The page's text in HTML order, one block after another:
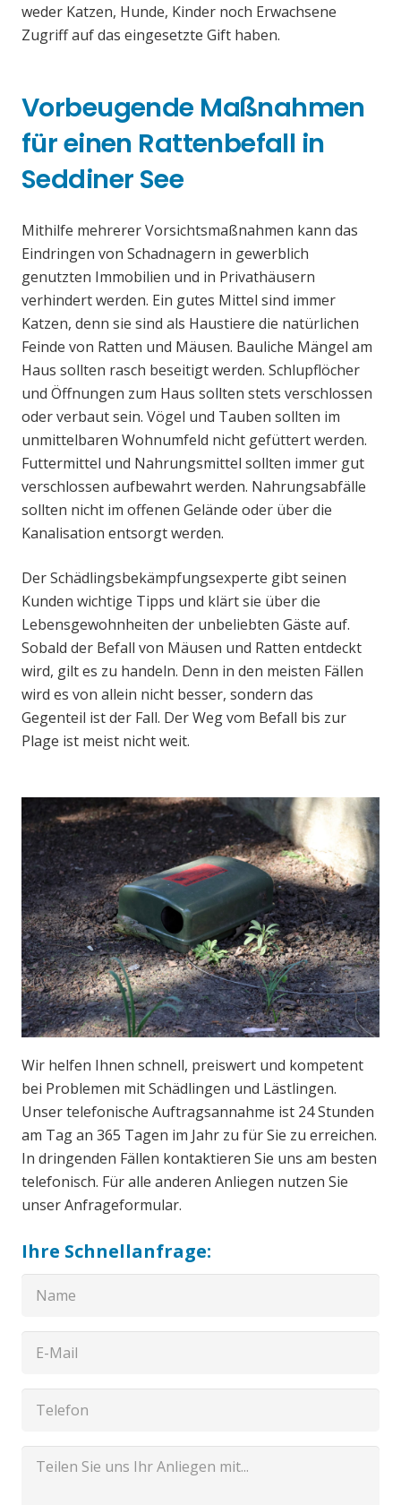
weder Katzen, Hunde, Kinder noch Erwachsene
Zugriff auf das eingesetzte Gift haben.
Vorbeugende Maßnahmen
für einen Rattenbefall in
Seddiner See
Mithilfe mehrerer Vorsichtsmaßnahmen kann das
Eindringen von Schadnagern in gewerblich
genutzten Immobilien und in Privathäusern
verhindert werden. Ein gutes Mittel sind immer
Katzen, denn sie sind als Haustiere die natürlichen
Feinde von Ratten und Mäusen. Bauliche Mängel am
Haus sollten rasch beseitigt werden. Schlupflöcher
und Öffnungen zum Haus sollten stets verschlossen
oder verbaut sein. Vögel und Tauben sollten im
unmittelbaren Wohnumfeld nicht gefüttert werden.
Futtermittel und Nahrungsmittel sollten immer gut
verschlossen aufbewahrt werden. Nahrungsabfälle
sollten nicht im offenen Gelände oder über die
Kanalisation entsorgt werden.
Der Schädlingsbekämpfungsexperte gibt seinen
Kunden wichtige Tipps und klärt sie über die
Lebensgewohnheiten der unbeliebten Gäste auf.
Sobald der Befall von Mäusen und Ratten entdeckt
wird, gilt es zu handeln. Denn in den meisten Fällen
wird es von allein nicht besser, sondern das
Gegenteil ist der Fall. Der Weg vom Befall bis zur
Plage ist meist nicht weit.
Wir helfen Ihnen schnell, preiswert und kompetent
bei Problemen mit Schädlingen und Lästlingen.
Unser telefonische Auftragsannahme ist 24 Stunden
am Tag an 365 Tagen im Jahr zu für Sie zu erreichen.
In dringenden Fällen kontaktieren Sie uns am besten
telefonisch. Für alle anderen Anliegen nutzen Sie
unser Anfrageformular.
Ihre Schnellanfrage: